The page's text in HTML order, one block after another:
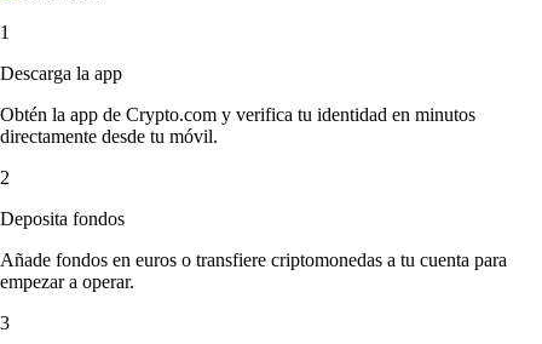
1
Descarga la app
Obtén la app de Crypto.com y verifica tu identidad en minutos
directamente desde tu móvil.
2
Deposita fondos
Añade fondos en euros o transfiere criptomonedas a tu cuenta para
empezar a operar.
3